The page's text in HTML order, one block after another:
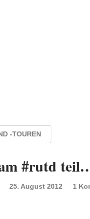
-TOUREN
#rutd
25. August 2012 1